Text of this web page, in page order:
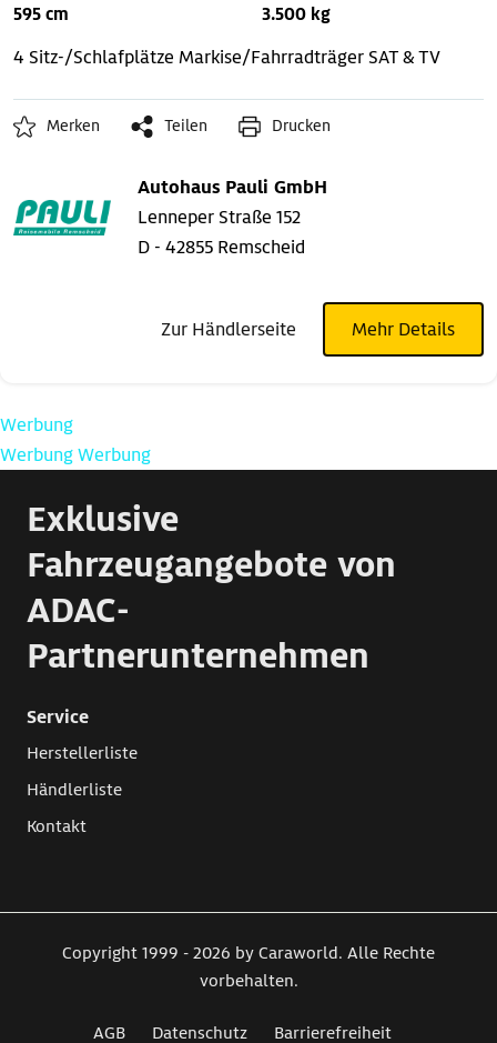
595 cm 3.500 kg
4 Sitz-/Schlafplätze Markise/Fahrradträger SAT & TV
Merken Teilen Drucken
Autohaus Pauli GmbH
Lenneper Straße 152
D - 42855 Remscheid
Zur Händlerseite Mehr Details
Werbung
WerbungWerbung
Exklusive
Fahrzeugangebote von
ADAC-
Partnerunternehmen
Service
Herstellerliste
Händlerliste
Kontakt
Copyright 1999 - 2026 by Caraworld. Alle Rechte
vorbehalten.
AGB Datenschutz Barrierefreiheit